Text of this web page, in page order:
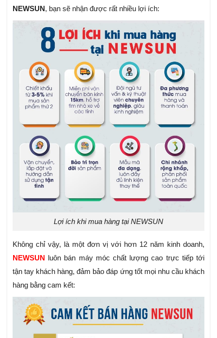
NEWSUN, bạn sẽ nhận được rất nhiều lợi ích:
Lợi ích khi mua hàng tại NEWSUN
Không chỉ vậy, là một đơn vị với hơn 12 năm kinh doanh,
NEWSUN luôn bán máy móc chất lượng cao trực tiếp tới
tận tay khách hàng, đảm bảo đáp ứng tốt mọi nhu cầu khách
hàng bằng cam kết: